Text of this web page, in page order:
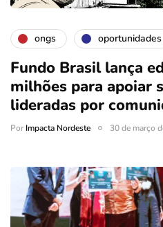
ongs oportunidades
Fundo Brasil lança
milhões para apoiar
lideradas por
PorImpacta Nordeste 30 de março